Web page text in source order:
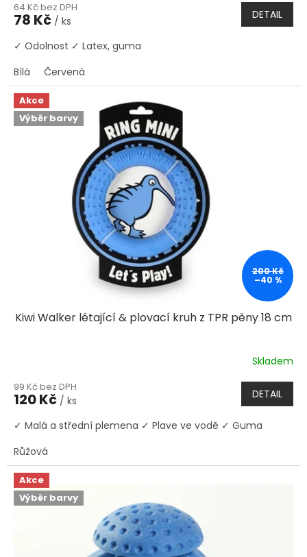
64 Kč bez DPH
78 Kč / ks DETAIL
✓ Odolnost ✓ Latex, guma
Bílá
Červená
Akce
Výběr barvy
200 Kč
–40 %
Kiwi Walker létající & plovací kruh z TPR pěny 18 cm
Skladem
99 Kč bez DPH
120 Kč / ks DETAIL
✓ Malá a střední plemena ✓ Plave ve vodě ✓ Guma
Růžová
Akce
Výběr barvy